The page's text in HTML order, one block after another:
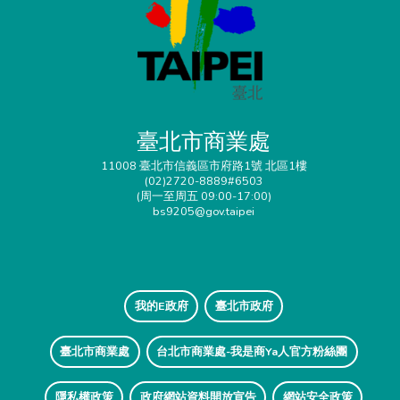
臺北市商業處
11008 臺北市信義區市府路1號 北區1樓
(02)2720-8889#6503
(周一至周五 09:00-17:00)
bs9205@gov.taipei
我的E政府 臺北市政府
臺北市商業處 台北市商業處-我是商Ya人官方粉絲團